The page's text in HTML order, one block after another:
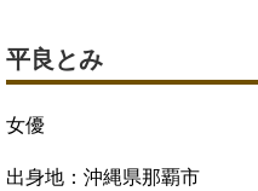
平良とみ
女優
出身地：沖縄県那覇市